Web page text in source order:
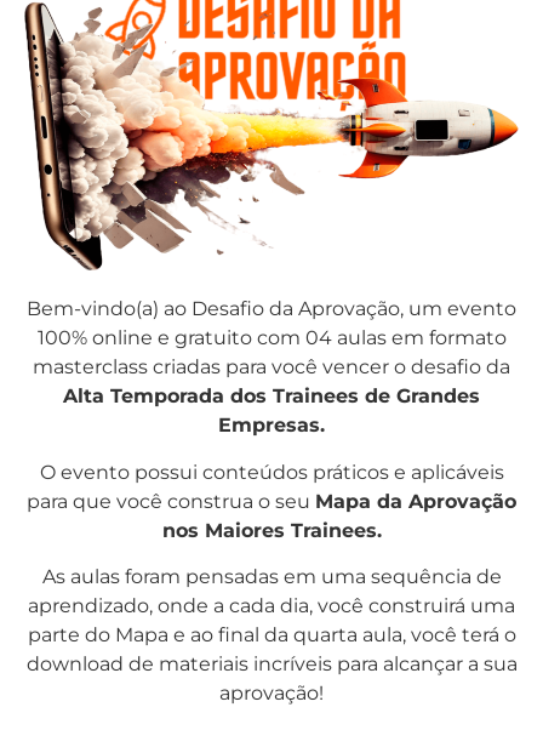
Bem-vindo(a) ao Desafio da Aprovação, um evento
100% online e gratuito com 04 aulas em formato
masterclass criadas para você vencer o desafio da
Alta Temporada dos Trainees de Grandes
Empresas.
O evento possui conteúdos práticos e aplicáveis
para que você construa o seu Mapa da Aprovação
nos Maiores Trainees.
As aulas foram pensadas em uma sequência de
aprendizado, onde a cada dia, você construirá uma
parte do Mapa e ao final da quarta aula, você terá o
download de materiais incríveis para alcançar a sua
aprovação!